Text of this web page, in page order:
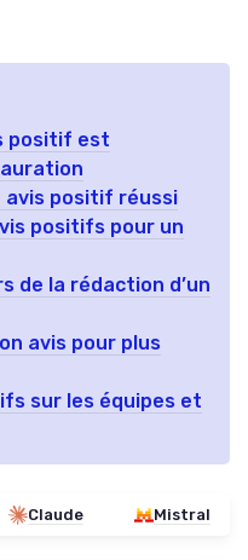
positif est
avis positif réussi
positifs pour un
de la rédaction d’un
avis pour plus
sur les équipes et
Claude Mistral